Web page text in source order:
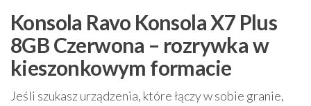
Konsola Ravo Konsola X7 Plus
8GB Czerwona – rozrywka w
kieszonkowym formacie
Jeśli szukasz urządzenia, które łączy w sobie granie,